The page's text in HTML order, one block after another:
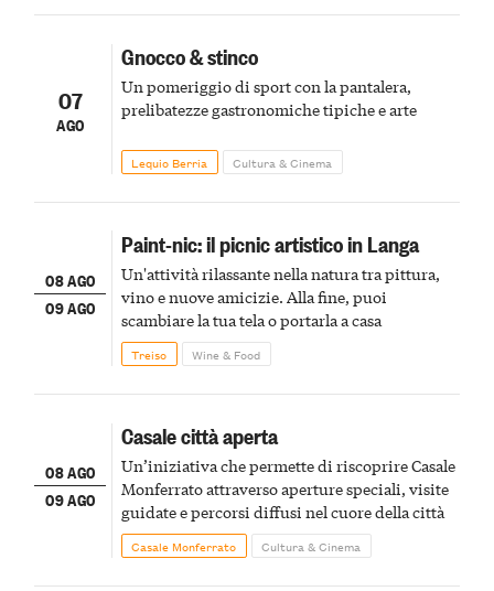
07
AGO
Gnocco & stinco
Un pomeriggio di sport con la pantalera,
prelibatezze gastronomiche tipiche e arte
Lequio Berria Cultura & Cinema
08 AGO
09 AGO
Paint-nic: il picnic artistico in Langa
Un'attività rilassante nella natura tra pittura,
vino e nuove amicizie. Alla fine, puoi
scambiare la tua tela o portarla a casa
Treiso Wine & Food
08 AGO
09 AGO
Casale città aperta
Un’iniziativa che permette di riscoprire Casale
Monferrato attraverso aperture speciali, visite
guidate e percorsi diffusi nel cuore della città
Casale Monferrato Cultura & Cinema